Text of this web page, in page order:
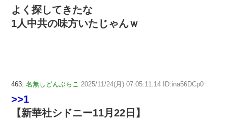
よく探してきたな
1人中共の味方いたじゃんｗ
463: 名無しどんぶらこ 2025/11/24(月) 07:05:11.14 ID:ina56DCp0
>>1
【新華社シドニー11月22日】